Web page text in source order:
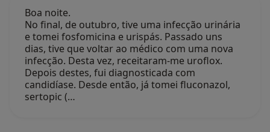
Boa noite.
No final, de outubro, tive uma infecção urinária
e tomei fosfomicina e urispás. Passado uns
dias, tive que voltar ao médico com uma nova
infecção. Desta vez, receitaram-me uroflox.
Depois destes, fui diagnosticada com
candidíase. Desde então, já tomei fluconazol,
sertopic (…